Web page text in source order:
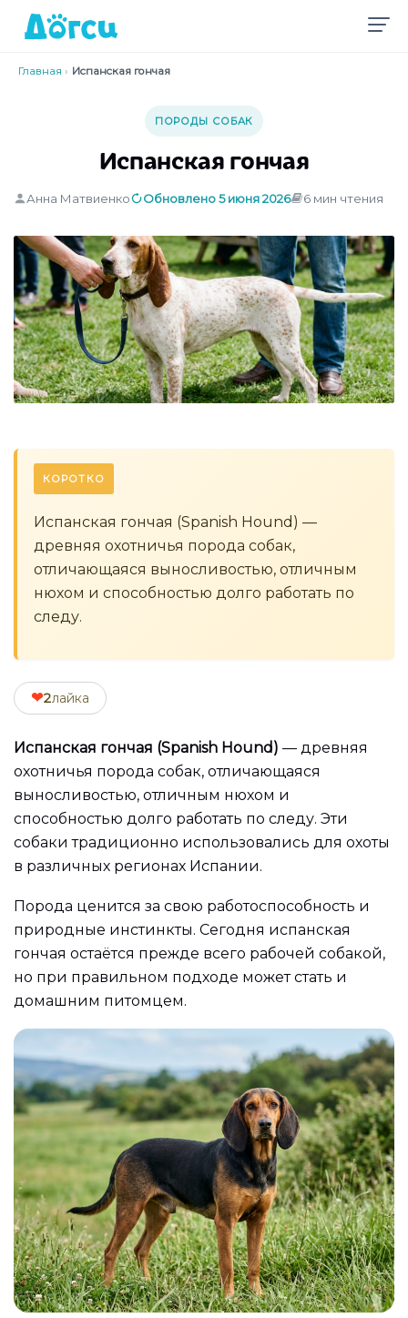
Главная › Испанская гончая
ПОРОДЫ СОБАК
Испанская гончая
Анна Матвиенко Обновлено 5 июня 2026 6 мин чтения
КОРОТКО
Испанская гончая (Spanish Hound) —
древняя охотничья порода собак,
отличающаяся выносливостью, отличным
нюхом и способностью долго работать по
следу.
❤2лайка
Испанская гончая (Spanish Hound) — древняя
охотничья порода собак, отличающаяся
выносливостью, отличным нюхом и
способностью долго работать по следу. Эти
собаки традиционно использовались для охоты
в различных регионах Испании.
Порода ценится за свою работоспособность и
природные инстинкты. Сегодня испанская
гончая остаётся прежде всего рабочей собакой,
но при правильном подходе может стать и
домашним питомцем.